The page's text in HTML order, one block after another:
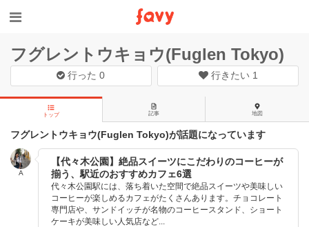
フグレントウキョウ(Fuglen Tokyo)
行った0 行きたい 1
トップ 記事 地図
フグレントウキョウ(Fuglen Tokyo)が話題になっています
A
【代々木公園】絶品スイーツにこだわりのコーヒーが
揃う、駅近のおすすめカフェ6選
代々木公園駅には、落ち着いた空間で絶品スイーツや美味しい
コーヒーが楽しめるカフェがたくさんあります。チョコレート
専門店や、サンドイッチが名物のコーヒースタンド、ショート
ケーキが美味しい人気店など...